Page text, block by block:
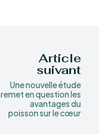
Article
suivant
Une nouvelle étude
remet en question les
avantages du
poisson sur le cœur